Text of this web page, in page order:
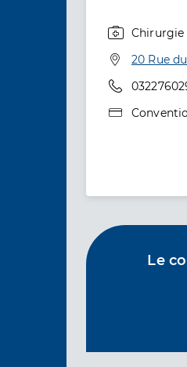
Chirurgie
Adresse
20 Rue
Téléphone
Type de
Le